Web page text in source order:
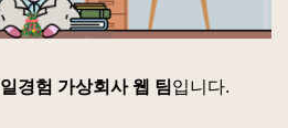
일경험 가상회사 웹 팀입니다.